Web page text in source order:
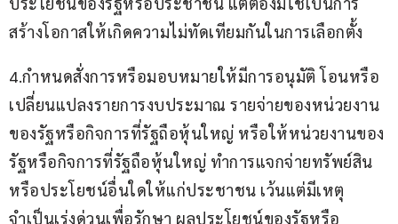
สร้างโอกาสให้เกิดความไม่ทัดเทียมกันในการเลือกตั้ง
4.กำหนดสั่งการหรือมอบหมายให้มีการอนุมัติ โอนหรือ
เปลี่ยนแปลงรายการงบประมาณ รายจ่ายของหน่วยงาน
ของรัฐหรือกิจการที่รัฐถือหุ้นใหญ่ หรือให้หน่วยงานของ
รัฐหรือกิจการที่รัฐถือหุ้นใหญ่ ทำการแจกจ่ายทรัพย์สิน
หรือประโยชน์อื่นใดให้แก่ประชาชน เว้นแต่มีเหตุ
จำเป็นเร่งด่วนเพื่อรักษา ผลประโยชน์ของรัฐหรือ